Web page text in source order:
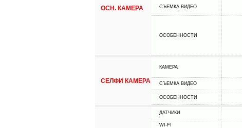
ОСН. КАМЕРА СЪЕМКА ВИДЕО
ОСОБЕННОСТИ
СЕЛФИ КАМЕРА
КАМЕРА
СЪЕМКА ВИДЕО
ОСОБЕННОСТИ
ДАТЧИКИ
WI-FI